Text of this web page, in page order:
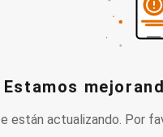
Estamos
están actualizando. Por